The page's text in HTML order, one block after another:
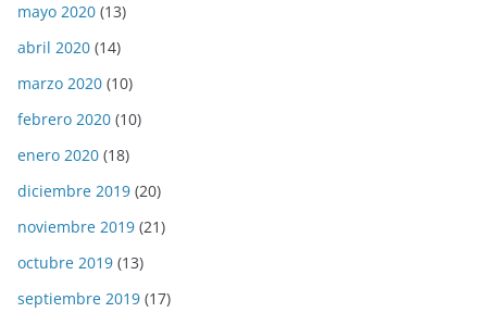
mayo 2020 (13)
abril 2020 (14)
marzo 2020 (10)
febrero 2020 (10)
enero 2020 (18)
diciembre 2019 (20)
noviembre 2019 (21)
octubre 2019 (13)
septiembre 2019 (17)